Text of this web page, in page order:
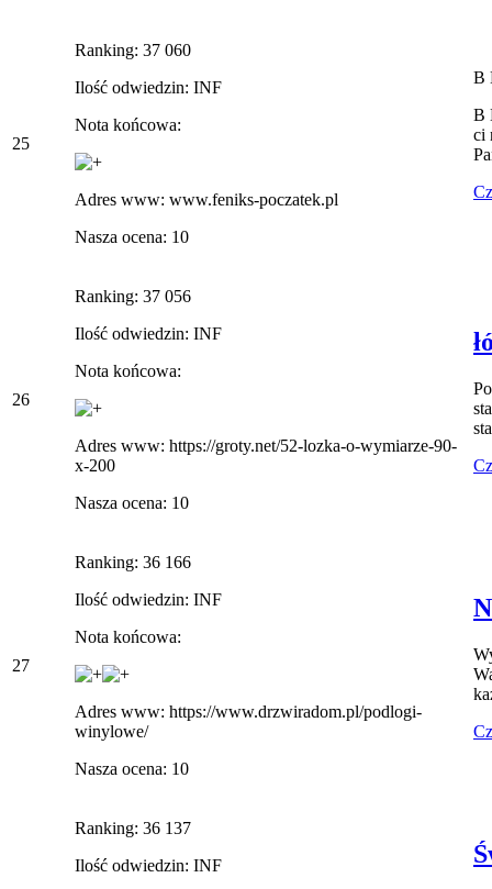
25
Ranking: 37 060
Ilość odwiedzin: INF
Nota końcowa:
Adres www: www.feniks-poczatek.pl
Nasza ocena: 10
B
B
ci
26
Ranking: 37 056
Ilość odwiedzin: INF
Nota końcowa:
Adres www: https://groty.net/52-lozka-o-wymiarze-90-
x-200
Nasza ocena: 10
27
Ranking: 36 166
Ilość odwiedzin: INF
Nota końcowa:
Adres www: https://www.drzwiradom.pl/podlogi-
winylowe/
Nasza ocena: 10
Ranking: 36 137
Ilość odwiedzin: INF